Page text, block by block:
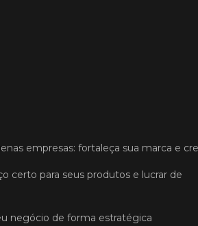
empresas: fortaleça sua marca e
certo para seus produtos e lucrar de
negócio de forma estratégica